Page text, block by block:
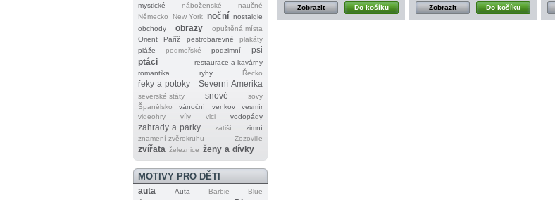
mystické náboženské
naučné
Německo
New York noční nostalgie
obchody
obrazy
opuštěná místa
Orient
Paříž pestrobarevné
plakáty
pláže
podmořské podzimní
psi
ptáci
restaurace a kavárny
romantika
ryby Řecko
řeky a potoky Severní Amerika
severské státy snové
sovy
Španělsko
vánoční venkov
vesmír
videohry
víly vlci vodopády
zahrady a parky zátiší
zimní
znamení zvěrokruhu
Zozoville
zvířata železnice ženy a dívky
MOTIVY PRO DĚTI
auta Auta Barbie
Blue
Do košíku
Zobrazit Do košíku
Zobrazit